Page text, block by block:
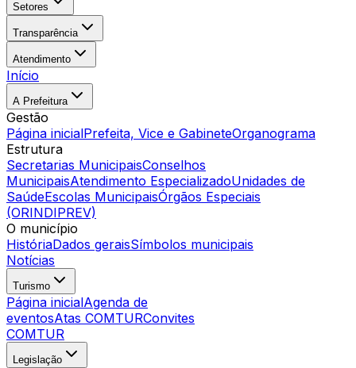
Setores
Transparência
Atendimento
Início
A Prefeitura
Gestão
Página inicialPrefeita, Vice e GabineteOrganograma
Estrutura
Secretarias MunicipaisConselhos
MunicipaisAtendimento EspecializadoUnidades de
SaúdeEscolas MunicipaisÓrgãos Especiais
(ORINDIPREV)
O município
HistóriaDados geraisSímbolos municipais
Notícias
Turismo
Página inicialAgenda de
eventosAtas COMTURConvites
COMTUR
Legislação